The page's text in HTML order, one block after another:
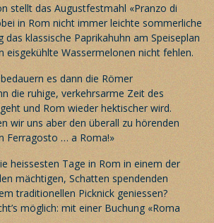
stellt das Augustfestmahl «Pranzo di
in Rom nicht immer leichte sommerliche
klassische Paprikahuhn am Speiseplan
eisgekühlte Wassermelonen nicht fehlen.
es dann die Römer
die ruhige, verkehrsarme Zeit des
undRom wieder hektischer wird.
wir uns aber den überall zu hörenden
Ferragosto … a Roma!»
heissesten Tage in Romin einem der
mächtigen, Schatten spendenden
traditionellen Picknick geniessen?
möglich: mit einer Buchung«Roma